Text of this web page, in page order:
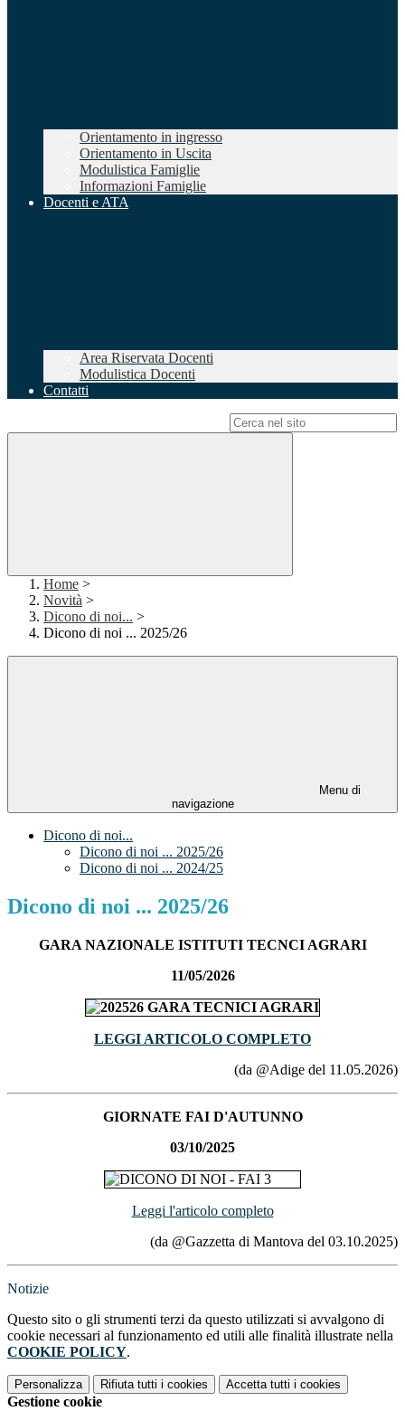
Orientamento in ingresso
Orientamento in Uscita
Modulistica Famiglie
Informazioni Famiglie
Docenti e ATA
Area Riservata Docenti
Modulistica Docenti
Contatti
Home >
Novità >
Dicono di noi... >
Dicono di noi ... 2025/26
Menu di
navigazione
Dicono di noi...
Dicono di noi ... 2025/26
Dicono di noi ... 2024/25
Dicono di noi ... 2025/26
GARA NAZIONALE ISTITUTI TECNCI AGRARI
11/05/2026
LEGGI ARTICOLO COMPLETO
(da @Adige del 11.05.2026)
GIORNATE FAI D'AUTUNNO
03/10/2025
Leggi l'articolo completo
(da @Gazzetta di Mantova del 03.10.2025)
Notizie
Questo sito o gli strumenti terzi da questo utilizzati si avvalgono di
cookie necessari al funzionamento ed utili alle finalità illustrate nella
COOKIE POLICY.
Personalizza Rifiuta tutti i cookies Accetta tutti i cookies
Gestione cookie